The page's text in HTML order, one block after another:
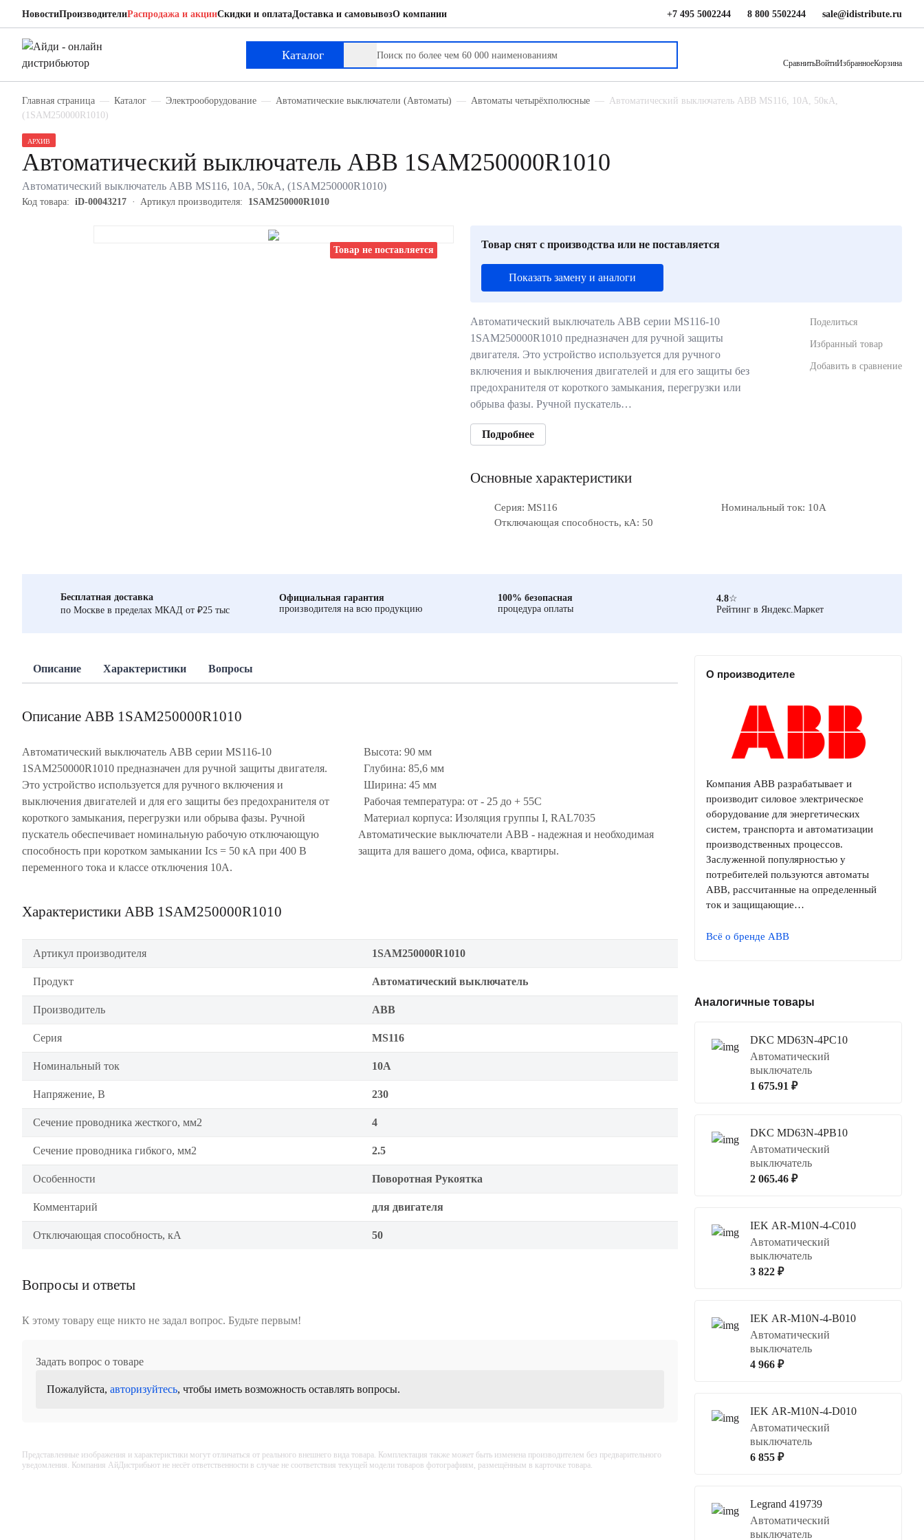
НовостиПроизводителиРаспродажа и акцииСкидки и оплатаДоставка и самовывозО компании +7 495 5002244 8 800 5502244 sale@idistribute.ru
Каталог
СравнитьВойтиИзбранноеКорзина
Главная страница Каталог Электрооборудование Автоматические выключатели (Автоматы) Автоматы четырёхполюсные
Автоматический выключатель ABB MS116, 10А, 50кА,
(1SAM250000R1010)
Товар не поставляется
АРХИВ
Автоматический выключатель ABB 1SAM250000R1010
Автоматический выключатель ABB MS116, 10А, 50кА, (1SAM250000R1010)
Код товара: iD-00043217 Артикул производителя: 1SAM250000R1010
Товар снят с производства или не поставляется
Показать замену и аналоги
Автоматический выключатель ABB серии MS116-10
1SAM250000R1010 предназначен для ручной защиты
двигателя. Это устройство используется для ручного
включения и выключения двигателей и для его защиты без
предохранителя от короткого замыкания, перегрузки или
обрыва фазы. Ручной пускатель…
Подробнее
Поделиться
Избранный товар
Добавить в сравнение
Основные характеристики
Серия: MS116
Номинальный ток: 10А
Отключающая способность, кА: 50
Бесплатная доставка
по Москве в пределах МКАД от ₽25 тыс
Официальная гарантия
производителя на всю продукцию
100% безопасная
процедура оплаты
4.8☆
Рейтинг в Яндекс.Маркет
Описание Характеристики Вопросы
Описание ABB 1SAM250000R1010
Автоматический выключатель ABB серии MS116-10
1SAM250000R1010 предназначен для ручной защиты двигателя.
Это устройство используется для ручного включения и
выключения двигателей и для его защиты без предохранителя от
короткого замыкания, перегрузки или обрыва фазы. Ручной
пускатель обеспечивает номинальную рабочую отключающую
способность при коротком замыкании Ics = 50 кА при 400 В
переменного тока и классе отключения 10А.
Высота: 90 мм
Глубина: 85,6 мм
Ширина: 45 мм
Рабочая температура: от - 25 до + 55С
Материал корпуса: Изоляция группы I, RAL7035
Автоматические выключатели ABB - надежная и необходимая
защита для вашего дома, офиса, квартиры.
Характеристики ABB 1SAM250000R1010
Артикул производителя 1SAM250000R1010
Продукт Автоматический выключатель
Производитель ABB
Серия MS116
Номинальный ток 10А
Напряжение, В 230
Сечение проводника жесткого, мм2 4
Сечение проводника гибкого, мм2 2.5
Особенности Поворотная Рукоятка
Комментарий для двигателя
Отключающая способность, кА 50
Вопросы и ответы
К этому товару еще никто не задал вопрос. Будьте первым!
Задать вопрос о товаре
Пожалуйста, авторизуйтесь, чтобы иметь возможность оставлять вопросы.
Представленные изображения и характеристики могут отличаться от реального внешнего вида товара. Комплектация также может быть изменена производителем без предварительного
уведомления. Компания АйДистрибьют не несёт ответственности в случае не соответствия текущей модели товаров фотографиям, размещённым в карточке товара.
О производителе
Компания ABB разрабатывает и
производит силовое электрическое
оборудование для энергетических
систем, транспорта и автоматизации
производственных процессов.
Заслуженной популярностью у
потребителей пользуются автоматы
ABB, рассчитанные на определенный
ток и защищающие…
Всё о бренде ABB
Аналогичные товары
DKC MD63N-4PC10
Автоматический
выключатель
1 675.91 ₽
DKC MD63N-4PB10
Автоматический
выключатель
2 065.46 ₽
IEK AR-M10N-4-C010
Автоматический
выключатель
3 822 ₽
IEK AR-M10N-4-B010
Автоматический
выключатель
4 966 ₽
IEK AR-M10N-4-D010
Автоматический
выключатель
6 855 ₽
Legrand 419739
Автоматический
выключатель
ABB 1SAM250000R1010
Автоматический выключатель